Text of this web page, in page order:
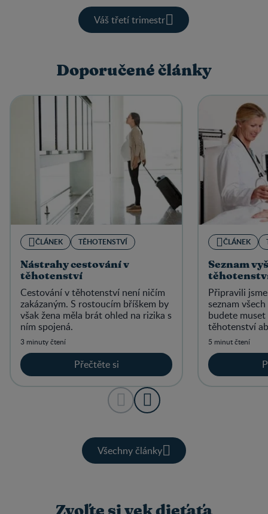
Váš třetí trimestr
Doporučené články
ČLÁNEK TĚHOTENSTVÍ
Nástrahy cestování v
těhotenství
Cestování v těhotenství není ničím
zakázaným. S rostoucím bříškem by
však žena měla brát ohled na rizika s
ním spojená.
3 minuty čtení
Přečtěte si
ČLÁNEK
Seznam
Připravili
seznam
budete
těhotenství
mít stále
5 minut čtení
Všechny články
Zvoľte si vek dieťaťa